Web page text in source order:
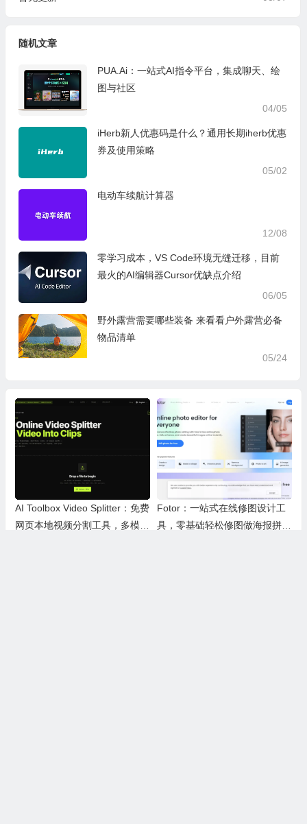
随机文章
PUA.Ai：一站式AI指令平台，集成聊天、绘
图与社区
04/05
iHerb新人优惠码是什么？通用长期iherb优惠
券及使用策略
05/02
电动车续航计算器
12/08
零学习成本，VS Code环境无缝迁移，目前
最火的AI编辑器Cursor优缺点介绍
06/05
野外露营需要哪些装备 来看看户外露营必备
物品清单
05/24
AI Toolbox Video Splitter：免费
网页本地视频分割工具，多模式
Fotor：一站式在线修图设计工
具，零基础轻松修图做海报拼图